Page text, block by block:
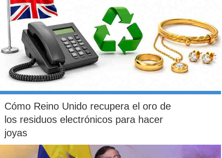
Cómo Reino Unido recupera el oro de
los residuos electrónicos para hacer
joyas